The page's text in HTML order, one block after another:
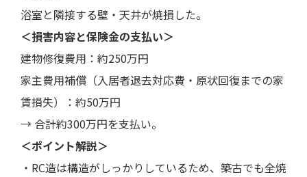
浴室と隣接する壁・天井が焼損した。
＜損害内容と保険金の支払い＞
建物修復費用：約250万円
家主費用補償（入居者退去対応費・原状回復までの家
賃損失）：約50万円
→ 合計約300万円を支払い。
＜ポイント解説＞
・RC造は構造がしっかりしているため、築古でも全焼